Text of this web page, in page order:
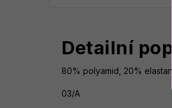
Detailní
80% polyamid, 20% elastan
03/A